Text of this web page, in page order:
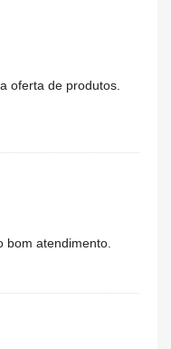
oferta de produtos.
bom atendimento.